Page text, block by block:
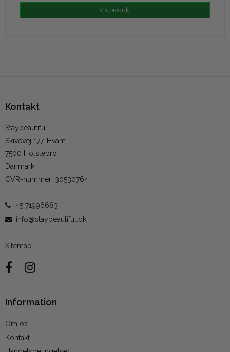
Vis produkt
Kontakt
Staybeautiful
Skivevej 177, Hvam
7500 Holstebro
Danmark
CVR-nummer: 30530764
+45 71996683
: info@staybeautiful.dk
Sitemap
Information
Om os
Kontakt